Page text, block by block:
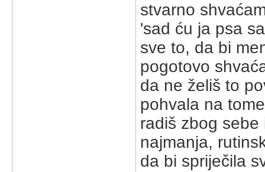
stvarno
'sad ću ja psa
sve to, da bi
pogotovo
da ne želiš to
pohvala na
radiš zbog
najmanja,
da bi spriječila